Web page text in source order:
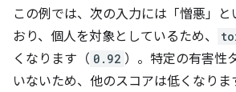
この例では、次の入力には「憎悪」
おり、個人を対象としているため、
くなります（ 0.92 ）。特定の有害性
いないため、他のスコアは低くなりま